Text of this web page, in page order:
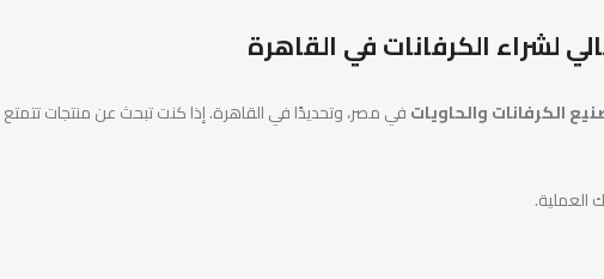
لشراء الكرفانات في القاهرة
الكرفانات والحاوياتفي مصر، وتحديدًا في القاهرة. إذا كنت تبحث عن منتجات تتمتع
العملية.